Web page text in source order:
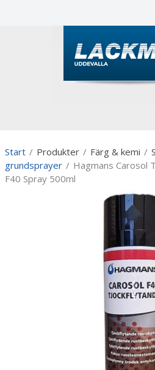
Start / Produkter / Färg & kemi /
grundsprayer / Hagmans Carosol
F40 Spray 500ml